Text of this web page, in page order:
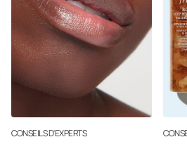
CONSEILS D'EXPERTS